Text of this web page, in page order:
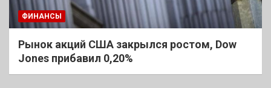
ФИНАНСЫ
Рынок акций США закрылся ростом, Dow
Jones прибавил 0,20%